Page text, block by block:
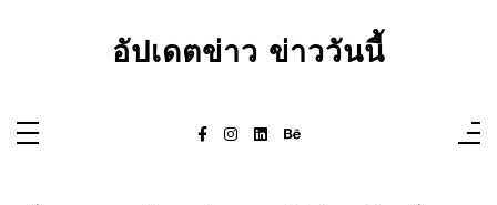
อัปเดตข่าว ข่าววันนี้